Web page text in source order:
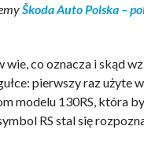
Škoda Auto Polska –
co oznacza i skąd
pierwszy raz
modelu 130RS, która
RS stal się